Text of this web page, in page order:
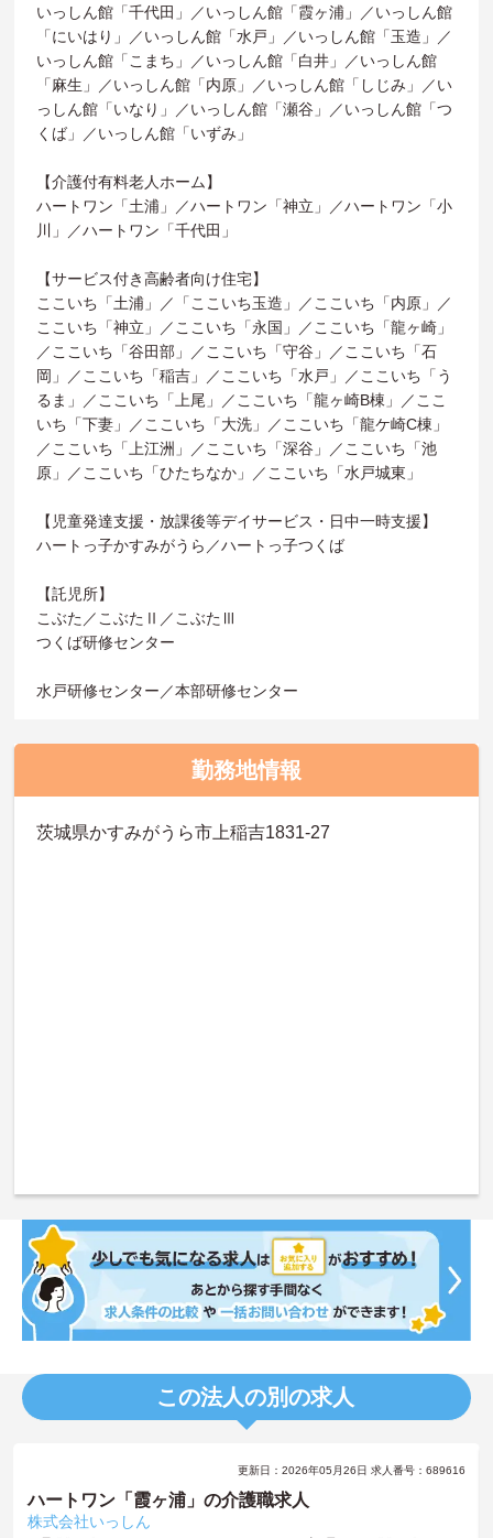
いっしん館「千代田」／いっしん館「霞ヶ浦」／いっしん館
「にいはり」／いっしん館「水戸」／いっしん館「玉造」／
いっしん館「こまち」／いっしん館「白井」／いっしん館
「麻生」／いっしん館「内原」／いっしん館「しじみ」／い
っしん館「いなり」／いっしん館「瀬谷」／いっしん館「つ
くば」／いっしん館「いずみ」
【介護付有料老人ホーム】
ハートワン「土浦」／ハートワン「神立」／ハートワン「小
川」／ハートワン「千代田」
【サービス付き高齢者向け住宅】
ここいち「土浦」／「ここいち玉造」／ここいち「内原」／
ここいち「神立」／ここいち「永国」／ここいち「龍ヶ崎」
／ここいち「谷田部」／ここいち「守谷」／ここいち「石
岡」／ここいち「稲吉」／ここいち「水戸」／ここいち「う
るま」／ここいち「上尾」／ここいち「龍ヶ崎B棟」／ここ
いち「下妻」／ここいち「大洗」／ここいち「龍ケ崎C棟」
／ここいち「上江洲」／ここいち「深谷」／ここいち「池
原」／ここいち「ひたちなか」／ここいち「水戸城東」
【児童発達支援・放課後等デイサービス・日中一時支援】
ハートっ子かすみがうら／ハートっ子つくば
【託児所】
こぶた／こぶたⅡ／こぶたⅢ
つくば研修センター
水戸研修センター／本部研修センター
勤務地情報
茨城県かすみがうら市上稲吉1831-27
この法人の別の求人
更新日：2026年05月26日 求人番号：689616
ハートワン「霞ヶ浦」の介護職求人
株式会社いっしん